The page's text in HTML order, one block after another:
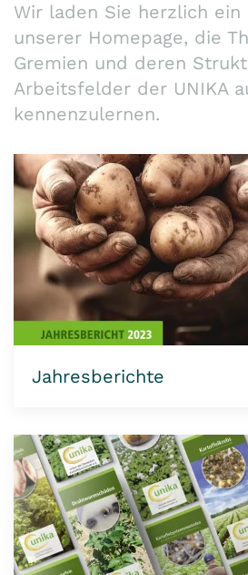
Wir laden Sie herzlich
unserer Homepage, die
Gremien und deren
Arbeitsfelder der UNIKA
kennenzulernen.
Jahresberichte